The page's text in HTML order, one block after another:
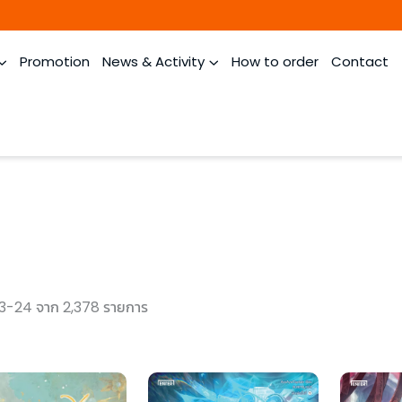
Promotion News & Activity How to order Contact
24 จาก 2,378 รายการ